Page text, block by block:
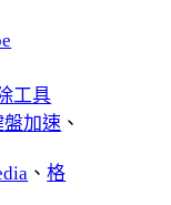
工具
盤加速 、
、格